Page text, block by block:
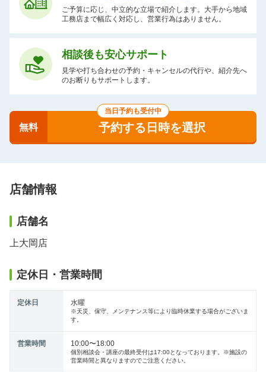
ご予算に応じ、中立的な立場で紹介します。大手から地域
工務店まで幅広く対応し、営業行為はありません。
相談後も安心サポート
見学や打ち合わせの予約・キャンセルの代行や、紹介先へ
のお断りもサポートします。
当日予約も受付中
無料 予約する日時を選択
店舗情報
店舗名
上大岡店
定休日・営業時間
定休日 水曜
※天災、保守、メンテナンス等により臨時休業する場合がございま
す。
営業時間 10:00〜18:00
個別相談会・講座の最終受付は17:00となっております。※施設の
営業時間と異なりますのでご注意ください。